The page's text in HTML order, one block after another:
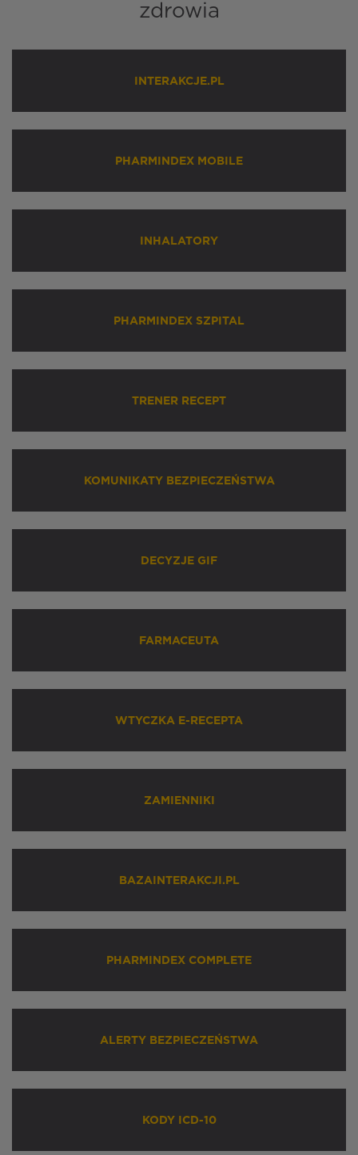
zdrowia
INTERAKCJE.PL
PHARMINDEX MOBILE
INHALATORY
PHARMINDEX SZPITAL
TRENER RECEPT
KOMUNIKATY BEZPIECZEŃSTWA
DECYZJE GIF
FARMACEUTA
WTYCZKA E-RECEPTA
ZAMIENNIKI
BAZAINTERAKCJI.PL
PHARMINDEX COMPLETE
ALERTY BEZPIECZEŃSTWA
KODY ICD-10